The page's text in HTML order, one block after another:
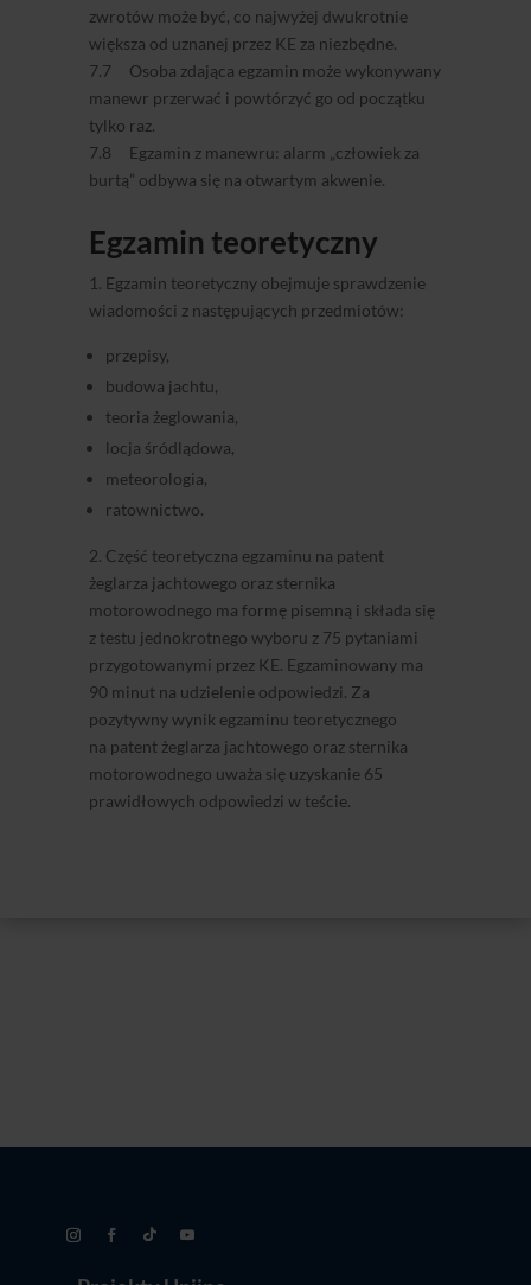
zwrotów może być, co najwyżej dwukrotnie
większa od uznanej przez KE za niezbędne.
7.7 Osoba zdająca egzamin może wykonywany
manewr przerwać i powtórzyć go od początku
tylko raz.
7.8 Egzamin z manewru: alarm „człowiek za
burtą” odbywa się na otwartym akwenie.
Egzamin teoretyczny
1. Egzamin teoretyczny obejmuje sprawdzenie
wiadomości z następujących przedmiotów:
przepisy,
budowa jachtu,
teoria żeglowania,
locja śródlądowa,
meteorologia,
ratownictwo.
2. Część teoretyczna egzaminu na patent
żeglarza jachtowego oraz sternika
motorowodnego ma formę pisemną i składa się
z testu jednokrotnego wyboru z 75 pytaniami
przygotowanymi przez KE. Egzaminowany ma
90 minut na udzielenie odpowiedzi. Za
pozytywny wynik egzaminu teoretycznego
na patent żeglarza jachtowego oraz sternika
motorowodnego uważa się uzyskanie 65
prawidłowych odpowiedzi w teście.